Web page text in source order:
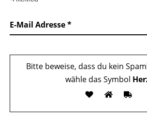
E-Mail Adresse
Bitte beweise, dass du kein
wähle das Symbol